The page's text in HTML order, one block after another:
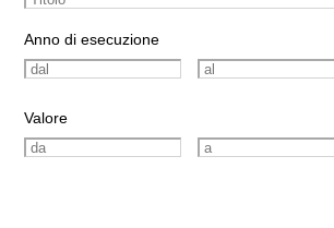
Anno di esecuzione
Valore